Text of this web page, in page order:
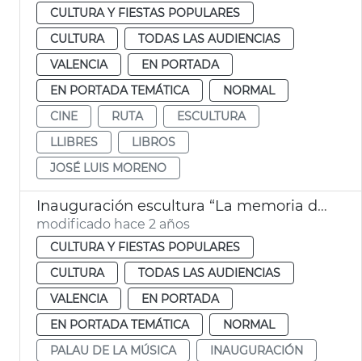
CULTURA Y FIESTAS POPULARES
CULTURA
TODAS LAS AUDIENCIAS
VALENCIA
EN PORTADA
EN PORTADA TEMÁTICA
NORMAL
CINE
RUTA
ESCULTURA
LLIBRES
LIBROS
JOSÉ LUIS MORENO
Inauguración escultura “La memoria del vidrio” en el Palau
modificado hace 2 años
CULTURA Y FIESTAS POPULARES
CULTURA
TODAS LAS AUDIENCIAS
VALENCIA
EN PORTADA
EN PORTADA TEMÁTICA
NORMAL
PALAU DE LA MÚSICA
INAUGURACIÓN